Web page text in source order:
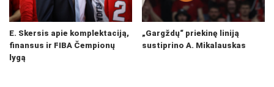
E. Skersis apie komplektaciją,
finansus ir FIBA Čempionų
lygą
„Gargždų“ priekinę liniją
sustiprino A. Mikalauskas